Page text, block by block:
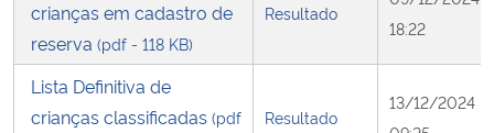
crianças em cadastro de
reserva (pdf - 118 KB)
Resultado
18:22
Lista Definitiva de
crianças classificadas (pdf
Resultado
13/12/2024